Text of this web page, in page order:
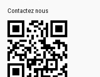
Contactez nous